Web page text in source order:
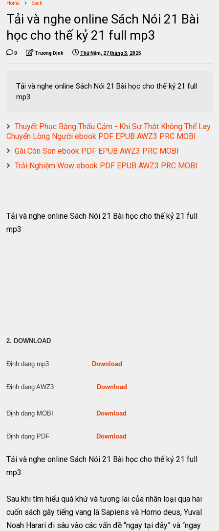
Home Sách
Tải và nghe online Sách Nói 21 Bài
học cho thế kỷ 21 full mp3
0 Trương Định Thứ Năm, 27 tháng 3, 2025
Tải và nghe online Sách Nói 21 Bài học cho thế kỷ 21 full
mp3
Thuyết Phục Bằng Thấu Cảm - Khi Sự Thật Không Thể Lay
Chuyển Lòng Người ebook PDF EPUB AWZ3 PRC MOBI
Gái Còn Son ebook PDF EPUB AWZ3 PRC MOBI
Trải Nghiệm Wow ebook PDF EPUB AWZ3 PRC MOBI
Tải và nghe online Sách Nói 21 Bài học cho thế kỷ 21 full
mp3
2. DOWNLOAD
Định dạng mp3 Download
Định dạng AWZ3 Download
Định dạng MOBI Download
Định dạng PDF Download
Tải và nghe online Sách Nói 21 Bài học cho thế kỷ 21 full
mp3
Sau khi tìm hiểu quá khứ và tương lai của nhân loại qua hai
cuốn sách gây tiếng vang là Sapiens và Homo deus, Yuval
Noah Harari đi sâu vào các vấn đề “ngay tại đây” và “ngay